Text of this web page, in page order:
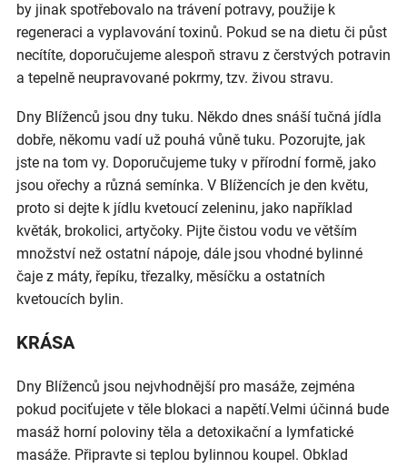
by jinak spotřebovalo na trávení potravy, použije k
regeneraci a vyplavování toxinů. Pokud se na dietu či půst
necítíte, doporučujeme alespoň stravu z čerstvých potravin
a tepelně neupravované pokrmy, tzv. živou stravu.
Dny Blíženců jsou dny tuku. Někdo dnes snáší tučná jídla
dobře, někomu vadí už pouhá vůně tuku. Pozorujte, jak
jste na tom vy. Doporučujeme tuky v přírodní formě, jako
jsou ořechy a různá semínka. V Blížencích je den květu,
proto si dejte k jídlu kvetoucí zeleninu, jako například
květák, brokolici, artyčoky. Pijte čistou vodu ve větším
množství než ostatní nápoje, dále jsou vhodné bylinné
čaje z máty, řepíku, třezalky, měsíčku a ostatních
kvetoucích bylin.
KRÁSA
Dny Blíženců jsou nejvhodnější pro masáže, zejména
pokud pociťujete v těle blokaci a napětí.Velmi účinná bude
masáž horní poloviny těla a detoxikační a lymfatické
masáže. Připravte si teplou bylinnou koupel. Obklad